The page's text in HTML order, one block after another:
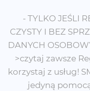
- TYLKO JEŚLI
CZYSTY I BEZ
DANYCH
>czytaj zawsze
korzystaj z usług!
jedyną